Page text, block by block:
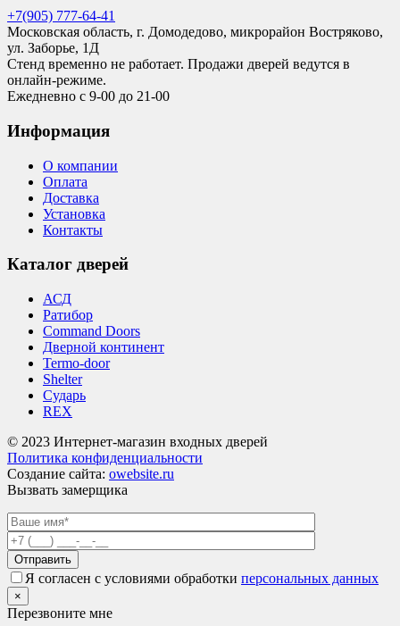
+7(905) 777-64-41
Московская область, г. Домодедово, микрорайон Востряково,
ул. Заборье, 1Д
Стенд временно не работает. Продажи дверей ведутся в
онлайн-режиме.
Ежедневно с 9-00 до 21-00
Информация
О компании
Оплата
Доставка
Установка
Контакты
Каталог дверей
АСД
Ратибор
Command Doors
Дверной континент
Termo-door
Shelter
Сударь
REX
© 2023 Интернет-магазин входных дверей
Политика конфиденциальности
Создание сайта: owebsite.ru
Вызвать замерщика
Я согласен с условиями обработки персональных данных
×
Перезвоните мне